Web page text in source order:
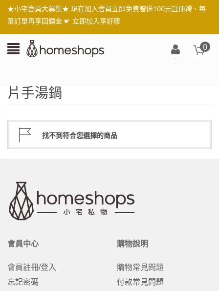
★小宅會員大募集★ 現在加入會員立即免費贈送100元註冊禮，每
筆訂單再享回饋金 ☛ 立即加入享好康
0
片手湯鍋
找不到符合您選擇的商品
會員中心
會員註冊/登入
忘記密碼
購物說明
購物常見問題
付款常見問題